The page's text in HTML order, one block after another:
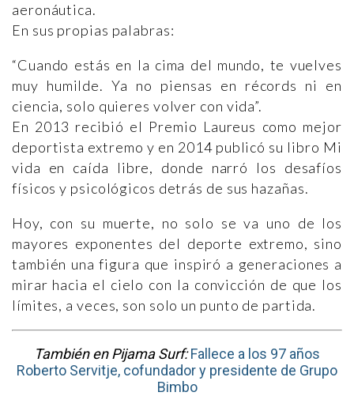
aeronáutica.
En sus propias palabras:
“Cuando estás en la cima del mundo, te vuelves
muy humilde. Ya no piensas en récords ni en
ciencia, solo quieres volver con vida”.
En 2013 recibió el Premio Laureus como mejor
deportista extremo y en 2014 publicó su libro Mi
vida en caída libre, donde narró los desafíos
físicos y psicológicos detrás de sus hazañas.
Hoy, con su muerte, no solo se va uno de los
mayores exponentes del deporte extremo, sino
también una figura que inspiró a generaciones a
mirar hacia el cielo con la convicción de que los
límites, a veces, son solo un punto de partida.
También en Pijama Surf:Fallece a los 97 años
Roberto Servitje, cofundador y presidente de Grupo
Bimbo